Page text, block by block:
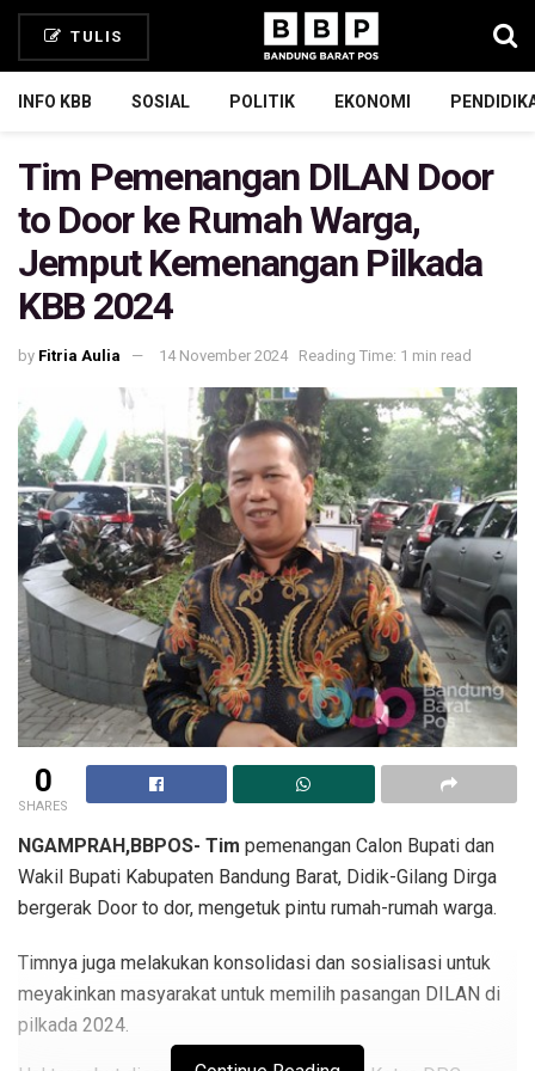
TULIS
INFO KBB SOSIAL POLITIK EKONOMI
Tim Pemenangan DILAN Door
to Door ke Rumah Warga,
Jemput Kemenangan Pilkada
KBB 2024
by Fitria Aulia 14 November 2024 Reading Time: 1 min read
0
SHARES
NGAMPRAH,BBPOS- Tim pemenangan Calon Bupati dan
Wakil Bupati Kabupaten Bandung Barat, Didik-Gilang Dirga
bergerak Door to dor, mengetuk pintu rumah-rumah warga.
Timnya juga melakukan konsolidasi dan sosialisasi untuk
meyakinkan masyarakat untuk memilih pasangan DILAN di
pilkada 2024.